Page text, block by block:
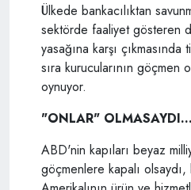
Ülkede bankacılıktan
sektörde faaliyet gösteren
yasağına karşı
sıra kurucularının göçmen
oynuyor.
"ONLAR" OLMASAYDI...
ABD'nin kapıları beyaz
göçmenlere kapalı